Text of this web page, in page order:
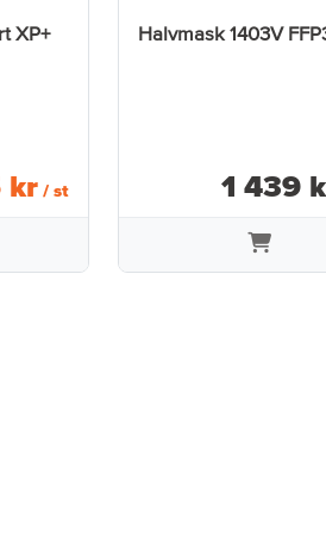
XP+
kr / st
Halvmask 1403V
1 439